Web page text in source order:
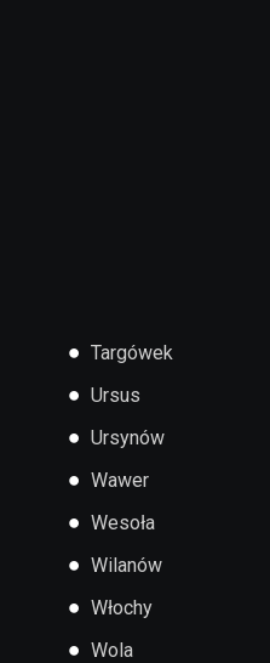
● Targówek
● Ursus
● Ursynów
● Wawer
● Wesoła
● Wilanów
● Włochy
● Wola